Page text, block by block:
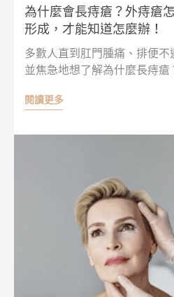
為什麼會長痔瘡？外痔瘡
形成，才能知道怎麼辦！
多數人直到肛門腫痛、排便
並焦急地想了解為什麼長痔
是突然形成的，很多時候都和
瘡、形成的原因，以及日常
閱讀更多